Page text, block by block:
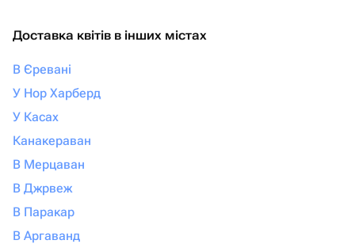
Доставка квітів в інших містах
В Єревані
У Нор Харберд
У Касах
Канакераван
В Мерцаван
В Джрвеж
В Паракар
В Аргаванд